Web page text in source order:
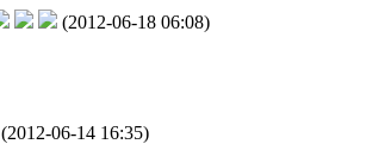
(2012-06-18 06:08)
(2012-06-14 16:35)